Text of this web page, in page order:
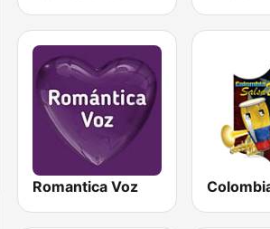
Romantica Voz